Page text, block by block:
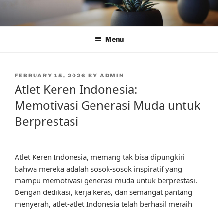
content
Menu
POSTED
FEBRUARY 15, 2026 BY ADMIN
Atlet Keren Indonesia:
Memotivasi Generasi Muda untuk
Berprestasi
Atlet Keren Indonesia, memang tak bisa dipungkiri
bahwa mereka adalah sosok-sosok inspiratif yang
mampu memotivasi generasi muda untuk berprestasi.
Dengan dedikasi, kerja keras, dan semangat pantang
menyerah, atlet-atlet Indonesia telah berhasil meraih